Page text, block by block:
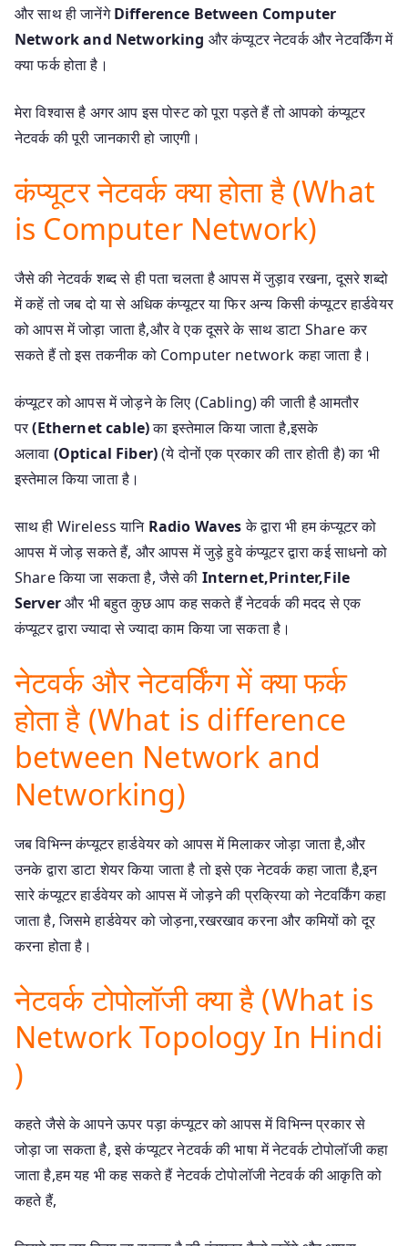
और साथ ही जानेंगेDifference Between Computer
Network and Networking और कंप्यूटर नेटवर्क और नेटवर्किंग में
क्या फर्क होता है।
मेरा विश्वास है अगर आप इस पोस्ट को पूरा पड़ते हैं तो आपको कंप्यूटर
नेटवर्क की पूरी जानकारी हो जाएगी।
कंप्यूटर नेटवर्क क्या होता है (What
is Computer Network)
जैसे की नेटवर्क शब्द से ही पता चलता है आपस में जुड़ाव रखना, दूसरे शब्दो
में कहें तो जब दो या से अधिक कंप्यूटर या फिर अन्य किसी कंप्यूटर हार्डवेयर
को आपस में जोड़ा जाता है,और वे एक दूसरे के साथ डाटा Share कर
सकते हैं तो इस तकनीक को Computer network कहा जाता है।
कंप्यूटर को आपस में जोड़ने के लिए (Cabling) की जाती है आमतौर
पर(Ethernet cable)का इस्तेमाल किया जाता है,इसके
अलावा (Optical Fiber)(ये दोनों एक प्रकार की तार होती है) का भी
इस्तेमाल किया जाता है।
साथ ही Wireless यानि Radio Wavesके द्वारा भी हम कंप्यूटर को
आपस में जोड़ सकते हैं, और आपस में जुड़े हुवे कंप्यूटर द्वारा कई साधनो को
Share किया जा सकता है, जैसे की Internet,Printer,File
Serverऔर भी बहुत कुछ आप कह सकते हैं नेटवर्क की मदद से एक
कंप्यूटर द्वारा ज्यादा से ज्यादा काम किया जा सकता है।
नेटवर्क और नेटवर्किंग में क्या फर्क
होता है (What is difference
between Network and
Networking)
जब विभिन्न कंप्यूटर हार्डवेयर को आपस में मिलाकर जोड़ा जाता है,और
उनके द्वारा डाटा शेयर किया जाता है तो इसे एक नेटवर्क कहा जाता है,इन
सारे कंप्यूटर हार्डवेयर को आपस में जोड़ने की प्रक्रिया को नेटवर्किंग कहा
जाता है, जिसमे हार्डवेयर को जोड़ना,रखरखाव करना और कमियों को दूर
करना होता है।
नेटवर्क टोपोलॉजी क्या है (What is
Network Topology In Hindi
)
कहते जैसे के आपने ऊपर पड़ा कंप्यूटर को आपस में विभिन्न प्रकार से
जोड़ा जा सकता है, इसे कंप्यूटर नेटवर्क की भाषा में नेटवर्क टोपोलॉजी कहा
जाता है,हम यह भी कह सकते हैं नेटवर्क टोपोलॉजी नेटवर्क की आकृति को
कहते हैं,